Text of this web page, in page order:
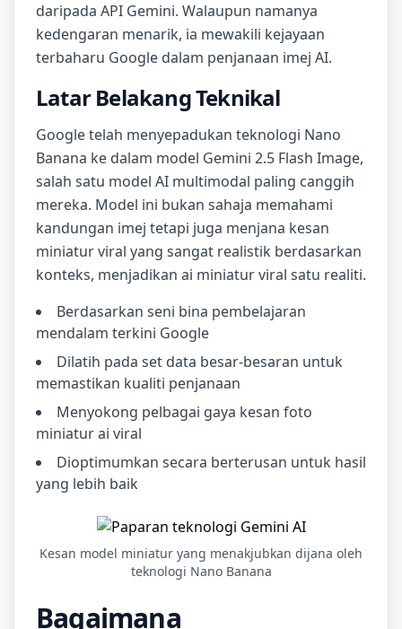
daripada API Gemini. Walaupun namanya
kedengaran menarik, ia mewakili kejayaan
terbaharu Google dalam penjanaan imej AI.
Latar Belakang Teknikal
Google telah menyepadukan teknologi Nano
Banana ke dalam model Gemini 2.5 Flash Image,
salah satu model AI multimodal paling canggih
mereka. Model ini bukan sahaja memahami
kandungan imej tetapi juga menjana kesan
miniatur viral yang sangat realistik berdasarkan
konteks, menjadikan ai miniatur viral satu realiti.
Berdasarkan seni bina pembelajaran
mendalam terkini Google
Dilatih pada set data besar-besaran untuk
memastikan kualiti penjanaan
Menyokong pelbagai gaya kesan foto
miniatur ai viral
Dioptimumkan secara berterusan untuk hasil
yang lebih baik
Kesan model miniatur yang menakjubkan dijana oleh
teknologi Nano Banana
Bagaimana